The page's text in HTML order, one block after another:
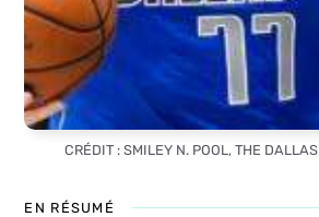
CRÉDIT : SMILEY N. POOL, THE
EN RÉSUMÉ